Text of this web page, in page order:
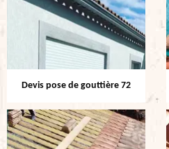
Devis pose de gouttière 72